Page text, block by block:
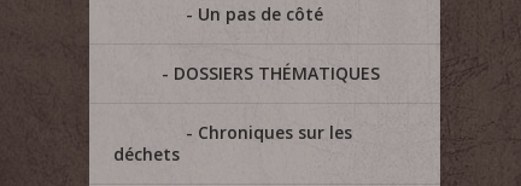
Un pas de côté
DOSSIERS THÉMATIQUES
Chroniques sur les
déchets